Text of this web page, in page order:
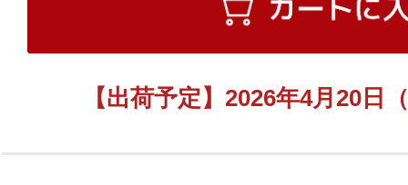
【出荷予定】2026年4月20日